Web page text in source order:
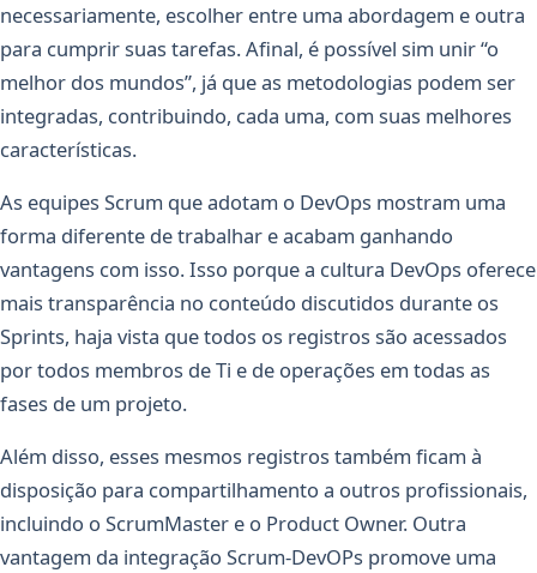
necessariamente, escolher entre uma abordagem e outra
para cumprir suas tarefas. Afinal, é possível sim unir “o
melhor dos mundos”, já que as metodologias podem ser
integradas, contribuindo, cada uma, com suas melhores
características.
As equipes Scrum que adotam o DevOps mostram uma
forma diferente de trabalhar e acabam ganhando
vantagens com isso. Isso porque a cultura DevOps oferece
mais transparência no conteúdo discutidos durante os
Sprints, haja vista que todos os registros são acessados
por todos membros de Ti e de operações em todas as
fases de um projeto.
Além disso, esses mesmos registros também ficam à
disposição para compartilhamento a outros profissionais,
incluindo o ScrumMaster e o Product Owner. Outra
vantagem da integração Scrum-DevOPs promove uma